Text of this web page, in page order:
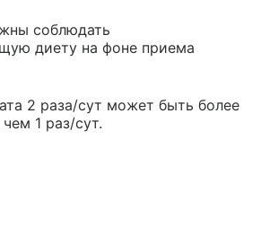
соблюдать
диету на фоне приема
2 раза/сут может быть более
1 раз/сут.